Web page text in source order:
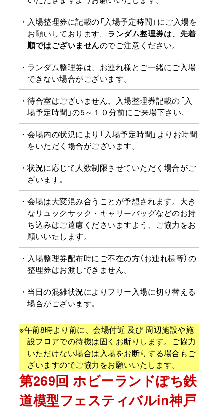
入場整理券に記載の「入場予定時間」にご入場を
お願いしております。 ランダム整理券は、先着
順ではございませんのでご注意ください。
ランダム整理券は、お連れ様とご一緒にご入場
できない場合がございます。
待合室はございません。入場整理券記載の「入
場予定時間」の5～１０分前にご来場下さい。
会場内の状況により「入場予定時間」よりお時間
をいただく場合がございます。
状況に応じて人数制限させていただく場合がご
ざいます。
会場は大変混み合うことが予想されます。大き
なリュックサック・キャリーバッグなどのお持
ち込みはご遠慮くださいますよう、ご協力をお
願いいたします。
入場整理券配布時にご不在の方（お連れ様等）の
整理券はお渡しできません。
当日の混雑状況によりフリー入場に切り替える
場合がございます。
※午前8時より前に、会場付近 及び 周辺施設や施
設フロアでの待機は固くお断りします。ご協力
いただけない場合は入場をお断りする場合もご
ざいますのでご協力をお願いいたします。
第269回 ホビーランドぽち鉄
道模型フェスティバルin神戸
入場無料